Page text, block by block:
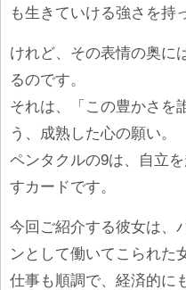
も生きていける強さを持
けれど、その表情の奥に
るのです。
それは、「この豊かさを
う、成熟した心の願い。
ペンタクルの9は、自立
すカードです。
今回ご紹介する彼女は、
ンとして働いてこられた
仕事も順調で、経済的に